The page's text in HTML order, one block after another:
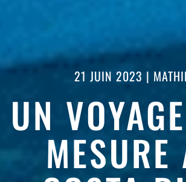
21 JUIN 2023 |
UN
MESURE